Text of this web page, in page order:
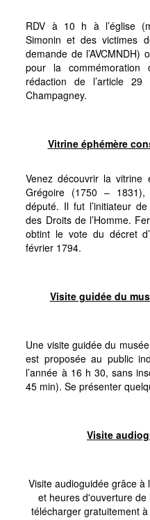
RDV à 10 h à l’église
Simonin et des victimes
demande de
pour la
rédaction de l’article
Champagney.
Vitrine éphémère
Venez découvrir la vitrine
Grégoire (1750 – 1831),
député. Il fut l’initiateur
des Droits de l’Homme.
obtint le vote du décret
février 1794.
Visite guidée du
Une visite guidée du
est proposée au public
l’année à 16 h 30, sans
45 min). Se présenter
Visite
Visite audioguidée grâce à
et heures d'ouverture
télécharger gratuitement